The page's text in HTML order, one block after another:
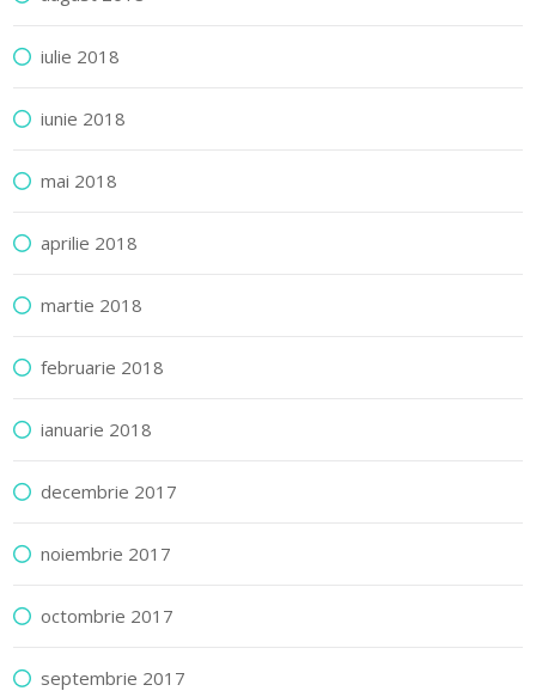
iulie 2018
iunie 2018
mai 2018
aprilie 2018
martie 2018
februarie 2018
ianuarie 2018
decembrie 2017
noiembrie 2017
octombrie 2017
septembrie 2017